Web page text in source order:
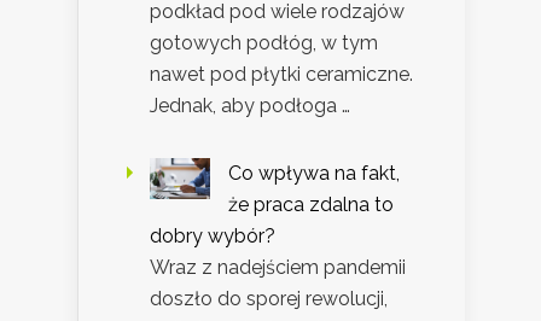
podkład pod wiele rodzajów
gotowych podłóg, w tym
nawet pod płytki ceramiczne.
Jednak, aby podłoga …
Co wpływa na fakt,
że praca zdalna to
dobry wybór?
Wraz z nadejściem pandemii
doszło do sporej rewolucji,